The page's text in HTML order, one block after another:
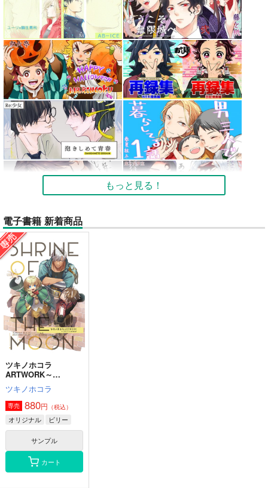
もっと見る！
電子書籍 新着商品
ツキノホコラ
ARTWORK～
2023Summer
ツキノホコラ
専売 880円 （税込）
オリジナル ビリー
サンプル
カート